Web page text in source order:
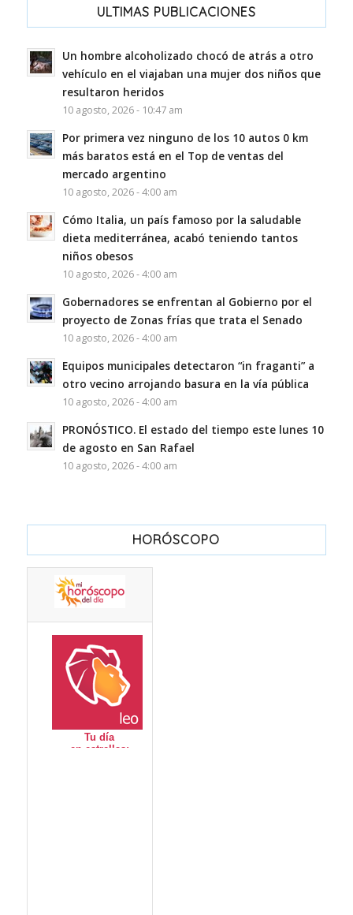
ULTIMAS PUBLICACIONES
Un hombre alcoholizado chocó de atrás a otro
vehículo en el viajaban una mujer dos niños que
resultaron heridos
10 agosto, 2026 - 10:47 am
Por primera vez ninguno de los 10 autos 0 km
más baratos está en el Top de ventas del
mercado argentino
10 agosto, 2026 - 4:00 am
Cómo Italia, un país famoso por la saludable
dieta mediterránea, acabó teniendo tantos
niños obesos
10 agosto, 2026 - 4:00 am
Gobernadores se enfrentan al Gobierno por el
proyecto de Zonas frías que trata el Senado
10 agosto, 2026 - 4:00 am
Equipos municipales detectaron “in fraganti” a
otro vecino arrojando basura en la vía pública
10 agosto, 2026 - 4:00 am
PRONÓSTICO. El estado del tiempo este lunes 10
de agosto en San Rafael
10 agosto, 2026 - 4:00 am
HORÓSCOPO